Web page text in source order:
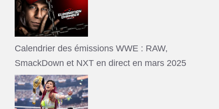
Calendrier des émissions WWE : RAW,
SmackDown et NXT en direct en mars 2025